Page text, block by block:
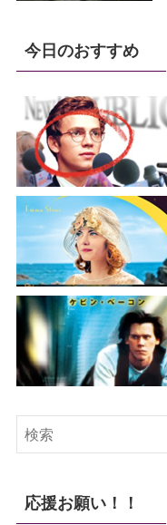
今日のおすすめ
応援お願い！！